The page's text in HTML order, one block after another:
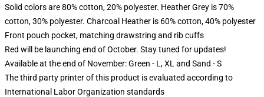
Solid colors are 80% cotton, 20% polyester. Heather Grey is 70%
cotton, 30% polyester. Charcoal Heather is 60% cotton, 40% polyester
Front pouch pocket, matching drawstring and rib cuffs
Red will be launching end of October. Stay tuned for updates!
Available at the end of November: Green - L, XL and Sand - S
The third party printer of this product is evaluated according to
International Labor Organization standards